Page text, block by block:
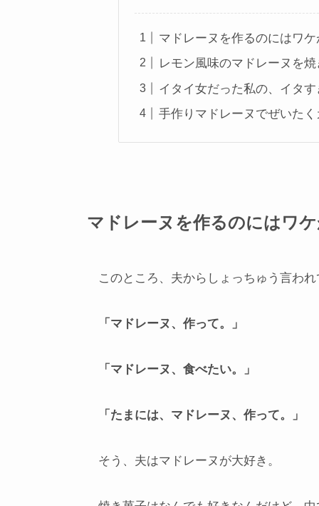
マドレーヌを作るのにはワ
レモン風味のマドレーヌを
イタイ女だった私の、イタ
手作りマドレーヌでぜいた
マドレーヌを作るのにはワ
このところ、夫からしょっちゅう言わ
「マドレーヌ、作って。」
「マドレーヌ、食べたい。」
「たまには、マドレーヌ、作って。」
そう、夫はマドレーヌが大好き。